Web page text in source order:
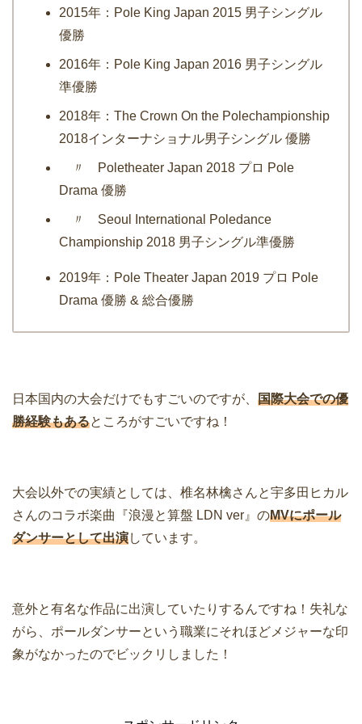
2015年：Pole King Japan 2015 男子シングル
優勝
2016年：Pole King Japan 2016 男子シングル
準優勝
2018年：The Crown On the Polechampionship
2018インターナショナル男子シングル 優勝
〃 Poletheater Japan 2018 プロ Pole
Drama 優勝
〃 Seoul International Poledance
Championship 2018 男子シングル準優勝
2019年： Pole Theater Japan 2019 プロ Pole
Drama 優勝 & 総合優勝
日本国内の大会だけでもすごいのですが、 国際大会での優
勝経験もあるところがすごいですね！
大会以外での実績としては、椎名林檎さんと宇多田ヒカル
さんのコラボ楽曲『浪漫と算盤 LDN ver』のMVにポール
ダンサーとして出演しています。
意外と有名な作品に出演していたりするんですね！失礼な
がら、ポールダンサーという職業にそれほどメジャーな印
象がなかったのでビックリしました！